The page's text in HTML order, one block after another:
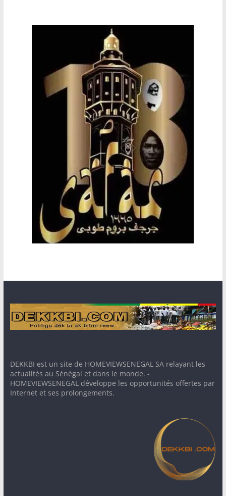
DEKKBI est un site de HOMEVIEWSENEGAL SA relayant les
actualités au Sénégal et dans le monde. -
HOMEVIEWSENEGAL développe les opportunités offertes par
Internet et ses prolongements.